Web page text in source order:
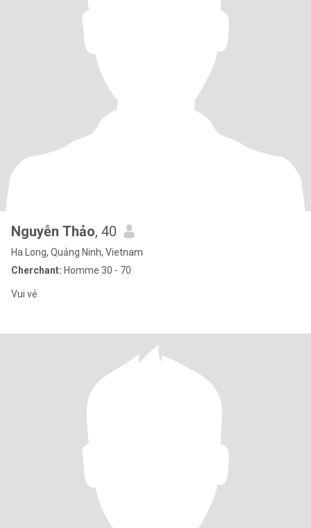
Nguyễn Thảo, 40
Ha Long, Quảng Ninh, Vietnam
Cherchant: Homme 30 - 70
Vui vẻ